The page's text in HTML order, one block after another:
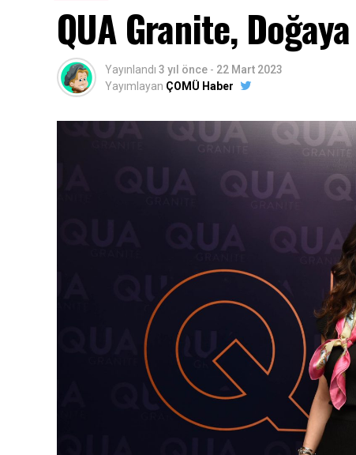
QUA Granite,
Yayınlandı 3 yıl önce - 22 Mart 2023
Yayımlayan ÇOMÜ Haber